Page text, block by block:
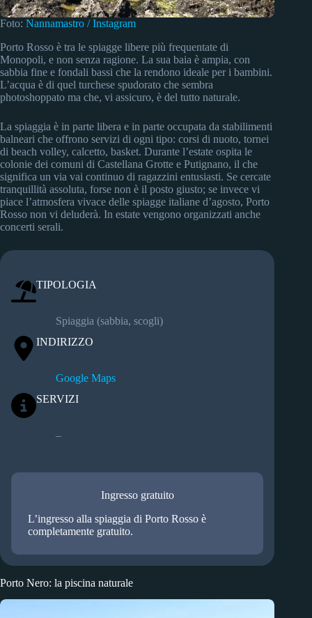
Foto: Nannamastro / Instagram
Porto Rosso è tra le spiagge libere più frequentate di
Monopoli, e non senza ragione. La sua baia è ampia, con
sabbia fine e fondali bassi che la rendono ideale per i bambini.
L’acqua è di quel turchese spudorato che sembra
photoshoppato ma che, vi assicuro, è del tutto naturale.
La spiaggia è in parte libera e in parte occupata da stabilimenti
balneari che offrono servizi di ogni tipo: corsi di nuoto, tornei
di beach volley, calcetto, basket. Durante l’estate ospita le
colonie dei comuni di Castellana Grotte e Putignano, il che
significa un via vai continuo di ragazzini entusiasti. Se cercate
tranquillità assoluta, forse non è il posto giusto; se invece vi
piace l’atmosfera vivace delle spiagge italiane d’agosto, Porto
Rosso non vi deluderà. In estate vengono organizzati anche
concerti serali.
TIPOLOGIA
Spiaggia (sabbia, scogli)
INDIRIZZO
Google Maps
SERVIZI
–
Ingresso gratuito
L’ingresso alla spiaggia di Porto Rosso è
completamente gratuito.
Porto Nero: la piscina naturale